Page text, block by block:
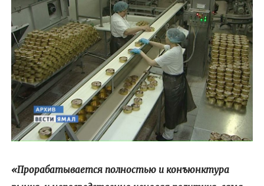
«Прорабатывается полностью и конъюнктура